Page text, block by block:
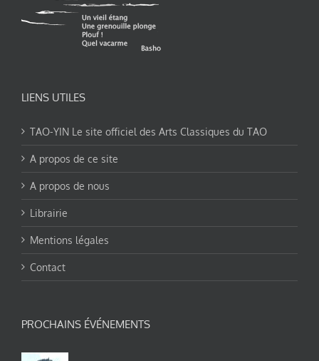
LIENS UTILES
TAO-YIN Le site officiel des Arts Classiques du TAO
A propos de ce site
A propos de nous
Librairie
Mentions légales
Contact
PROCHAINS ÉVÉNEMENTS